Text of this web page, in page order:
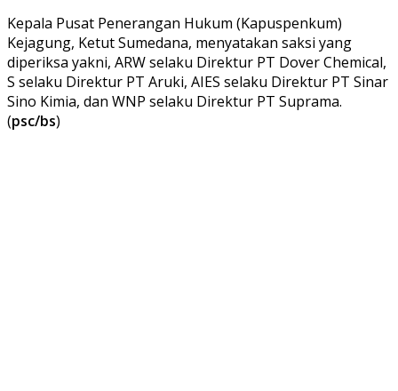
Kepala Pusat Penerangan Hukum (Kapuspenkum)
Kejagung, Ketut Sumedana, menyatakan saksi yang
diperiksa yakni, ARW selaku Direktur PT Dover Chemical,
S selaku Direktur PT Aruki, AIES selaku Direktur PT Sinar
Sino Kimia, dan WNP selaku Direktur PT Suprama.
(psc/bs)